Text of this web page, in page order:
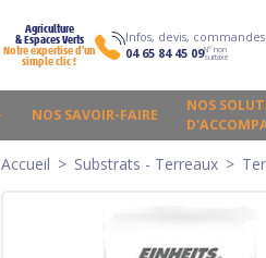
Agriculture
& Espaces Verts
Notre expertise d’un
simple clic !
Infos, devis, commandes…
04 65 84 45 09N° non
surtaxé
NOS SAVOIR-FAIRE
NOS
Accueil Substrats - Terreaux